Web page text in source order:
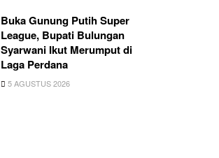
Buka Gunung Putih Super
League, Bupati Bulungan
Syarwani Ikut Merumput di
Laga Perdana
5 AGUSTUS 2026